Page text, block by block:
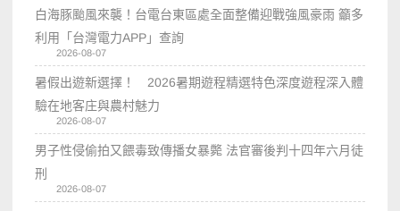
白海豚颱風來襲！台電台東區處全面整備迎戰強風豪雨 籲多
利用「台灣電力APP」查詢
2026-08-07
暑假出遊新選擇！ 2026暑期遊程精選特色深度遊程深入體
驗在地客庄與農村魅力
2026-08-07
男子性侵偷拍又餵毒致傳播女暴斃 法官審後判十四年六月徒
刑
2026-08-07